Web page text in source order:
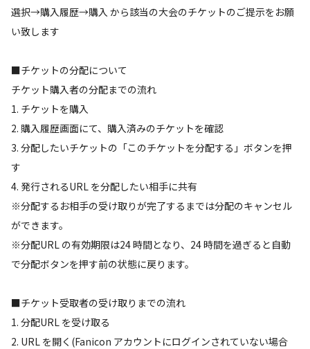
選択→購入履歴→購入 から該当の大会のチケットのご提示をお願
い致します
■チケットの分配について
チケット購入者の分配までの流れ
1. チケットを購入
2. 購入履歴画面にて、購入済みのチケットを確認
3. 分配したいチケットの「このチケットを分配する」ボタンを押
す
4. 発行されるURL を分配したい相手に共有
※分配するお相手の受け取りが完了するまでは分配のキャンセル
ができます。
※分配URL の有効期限は24 時間となり、24 時間を過ぎると自動
で分配ボタンを押す前の状態に戻ります。
■チケット受取者の受け取りまでの流れ
1. 分配URL を受け取る
2. URL を開く(Fanicon アカウントにログインされていない場合